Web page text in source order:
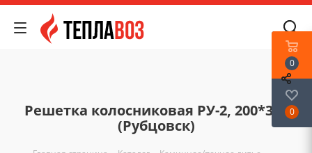
Решетка колосниковая РУ-2, 200*300
(Рубцовск)
0
0